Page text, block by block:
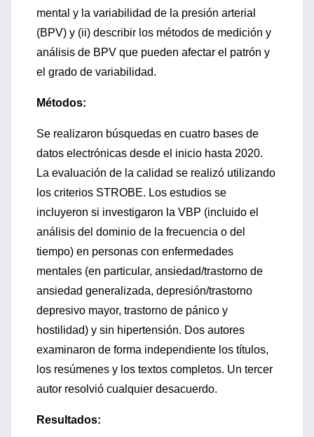
mental y la variabilidad de la presión arterial
(BPV) y (ii) describir los métodos de medición y
análisis de BPV que pueden afectar el patrón y
el grado de variabilidad.
Métodos:
Se realizaron búsquedas en cuatro bases de
datos electrónicas desde el inicio hasta 2020.
La evaluación de la calidad se realizó utilizando
los criterios STROBE. Los estudios se
incluyeron si investigaron la VBP (incluido el
análisis del dominio de la frecuencia o del
tiempo) en personas con enfermedades
mentales (en particular, ansiedad/trastorno de
ansiedad generalizada, depresión/trastorno
depresivo mayor, trastorno de pánico y
hostilidad) y sin hipertensión. Dos autores
examinaron de forma independiente los títulos,
los resúmenes y los textos completos. Un tercer
autor resolvió cualquier desacuerdo.
Resultados: